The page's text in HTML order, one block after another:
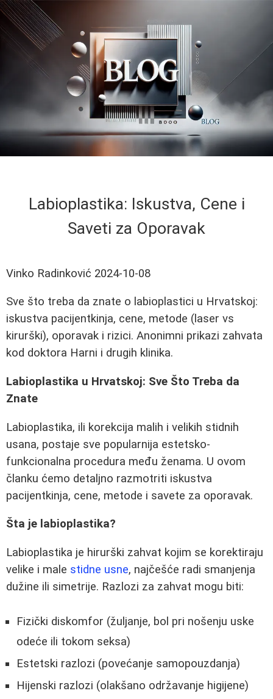
Labioplastika: Iskustva, Cene i
Saveti za Oporavak
Vinko Radinković 2024-10-08
Sve što treba da znate o labioplastici u Hrvatskoj:
iskustva pacijentkinja, cene, metode (laser vs
kirurški), oporavak i rizici. Anonimni prikazi zahvata
kod doktora Harni i drugih klinika.
Labioplastika u Hrvatskoj: Sve Što Treba da
Znate
Labioplastika, ili korekcija malih i velikih stidnih
usana, postaje sve popularnija estetsko-
funkcionalna procedura među ženama. U ovom
članku ćemo detaljno razmotriti iskustva
pacijentkinja, cene, metode i savete za oporavak.
Šta je labioplastika?
Labioplastika je hirurški zahvat kojim se korektiraju
velike i male stidne usne, najčešće radi smanjenja
dužine ili simetrije. Razlozi za zahvat mogu biti:
Fizički diskomfor (žuljanje, bol pri nošenju uske
odeće ili tokom seksa)
Estetski razlozi (povećanje samopouzdanja)
Hijenski razlozi (olakšano održavanje higijene)